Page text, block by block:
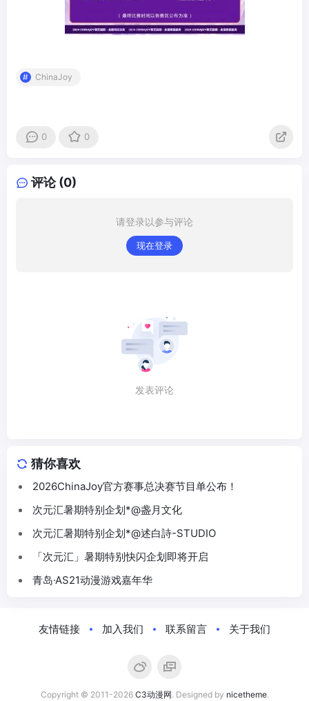
ChinaJoy
0 0
评论 (0)
请登录以参与评论
现在登录
发表评论
猜你喜欢
2026ChinaJoy官方赛事总决赛节目单公布！
次元汇暑期特别企划*@盏月文化
次元汇暑期特别企划*@述白詩-STUDIO
「次元汇」暑期特别快闪企划即将开启
青岛·AS21动漫游戏嘉年华
友情链接 加入我们 联系留言 关于我们
Copyright © 2011-2026 C3动漫网. Designed by nicetheme.